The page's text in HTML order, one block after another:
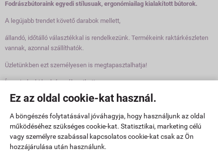
Ez az oldal cookie-kat használ.
A böngészés folytatásával jóváhagyja, hogy használjunk az oldal
működéséhez szükséges cookie-kat. Statisztikai, marketing célú
vagy személyre szabással kapcsolatos cookie-kat csak az Ön
hozzájárulása után használunk.
Fodrászbútoraink egyedi stílusuak, ergonómiailag kialakított bútorok.
A legújabb trendet követő darabok mellett,
állandó, időtálló választékkal is rendelkezünk. Termékeink raktárkészleten
vannak, azonnal szállíthatók.
Üzletünkben ezt személyesen is megtapasztalhatja!
Így mindenki kedvére válogathat!
www.fodraszbutorok.hu -Pannonbeauty Kft- ÁSZF-Adatkezelési tájékoztató